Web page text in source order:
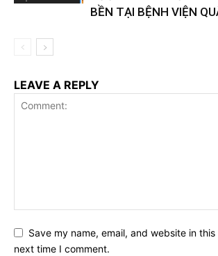
BỀN TẠI BỆNH VIỆN
LEAVE A REPLY
Save my name, email, and website in
next time I comment.